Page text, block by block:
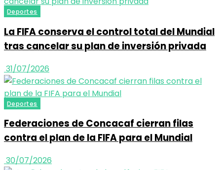
Deportes
La FIFA conserva el control total del Mundial
tras cancelar su plan de inversión privada
31/07/2026
Deportes
Federaciones de Concacaf cierran filas
contra el plan de la FIFA para el Mundial
30/07/2026